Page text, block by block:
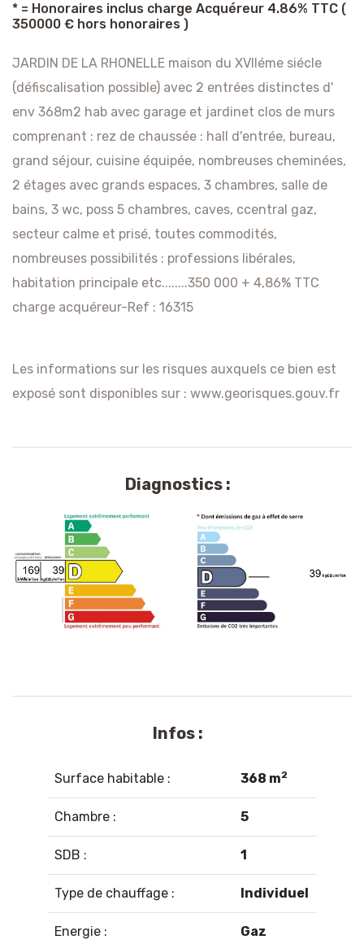
* = Honoraires inclus charge Acquéreur 4.86% TTC (
350000 € hors honoraires )
JARDIN DE LA RHONELLE maison du XVIIéme siécle
(défiscalisation possible) avec 2 entrées distinctes d'
env 368m2 hab avec garage et jardinet clos de murs
comprenant : rez de chaussée : hall d'entrée, bureau,
grand séjour, cuisine équipée, nombreuses cheminées,
2 étages avec grands espaces, 3 chambres, salle de
bains, 3 wc, poss 5 chambres, caves, ccentral gaz,
secteur calme et prisé, toutes commodités,
nombreuses possibilités : professions libérales,
habitation principale etc........350 000 + 4,86% TTC
charge acquéreur-Ref : 16315
Les informations sur les risques auxquels ce bien est
exposé sont disponibles sur : www.georisques.gouv.fr
Diagnostics :
Infos :
Surface habitable : 368 m2
Chambre : 5
SDB : 1
Type de chauffage : Individuel
Energie : Gaz